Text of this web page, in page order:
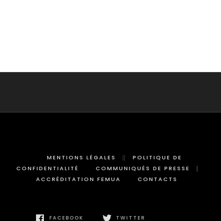
MENTIONS LÉGALES
POLITIQUE DE
CONFIDENTIALITÉ
COMMUNIQUÉS DE PRESSE
ACCRÉDITATION FEMUA
CONTACTS
FACEBOOK TWITTER